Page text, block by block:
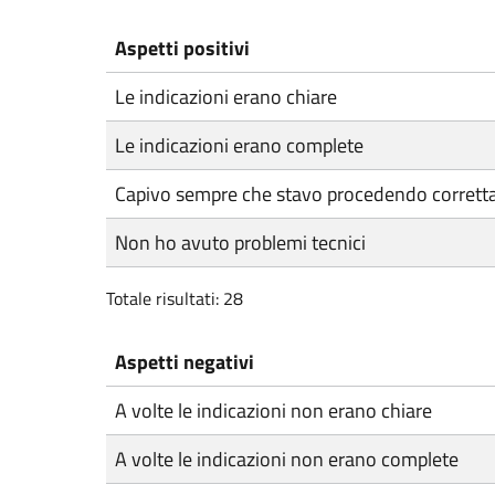
Aspetti positivi
Le indicazioni erano chiare
Le indicazioni erano complete
Capivo sempre che stavo procedendo
Non ho avuto problemi tecnici
Totale risultati: 28
Aspetti negativi
A volte le indicazioni non erano chiare
A volte le indicazioni non erano complete